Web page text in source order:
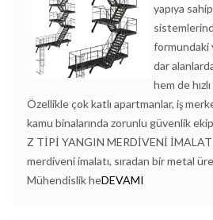
yapıya
formundaki
dar
hem de
Özellikle çok katlı apartmanlar, iş
kamu binalarında zorunlu güvenlik
Z TİPİ YANGIN MERDİVENİ
merdiveni imalatı, sıradan bir metal
Mühendislik heDEVAMI